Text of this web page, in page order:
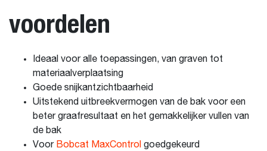
voordelen
Ideaal voor alle toepassingen, van graven tot
materiaalverplaatsing
Goede snijkantzichtbaarheid
Uitstekend uitbreekvermogen van de bak voor een
beter graafresultaat en het gemakkelijker vullen van
de bak
Voor Bobcat MaxControl goedgekeurd